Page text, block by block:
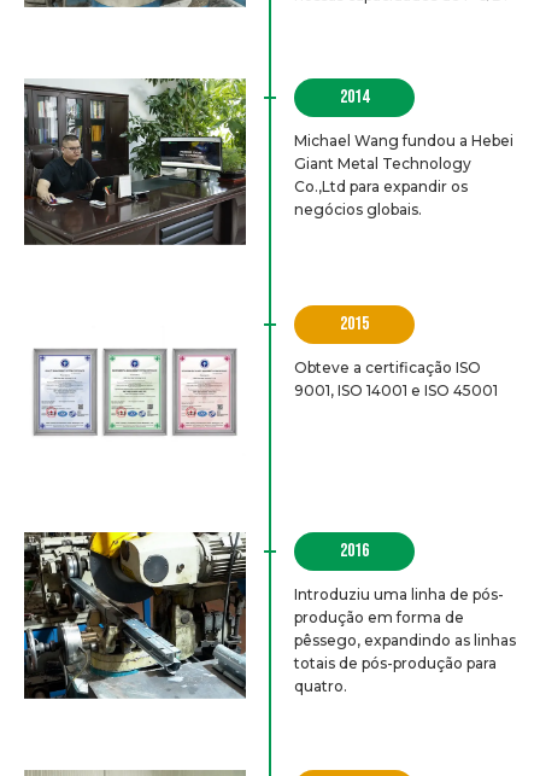
2014
Michael Wang fundou a Hebei
Giant Metal Technology
Co.,Ltd para expandir os
negócios globais.
2015
Obteve a certificação ISO
9001, ISO 14001 e ISO 45001
2016
Introduziu uma linha de pós-
produção em forma de
pêssego, expandindo as linhas
totais de pós-produção para
quatro.